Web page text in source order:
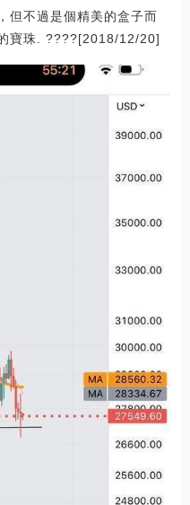
但不過是個精美的盒子而
寶珠. ????[2018/12/20]